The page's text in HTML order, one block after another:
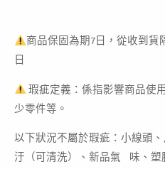
商品保固為期7日，從收到貨
日
瑕疵定義：係指影響商品使
少零件等。
以下狀況不屬於瑕疵：小線頭
汙（可清洗）、新品氣 味、塑